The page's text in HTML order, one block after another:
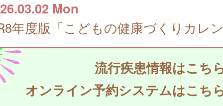
Mon
流行疾患情報はこち
オンライン予約システムはこち